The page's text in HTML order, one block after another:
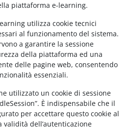
piattaforma e-learning.
utilizza cookie tecnici
al funzionamento del sistema.
a garantire la sessione
della piattaforma ed una
delle pagine web, consentendo
essenziali.
utilizzato un cookie di sessione
È indispensabile che il
per accettare questo cookie al
dell’autenticazione